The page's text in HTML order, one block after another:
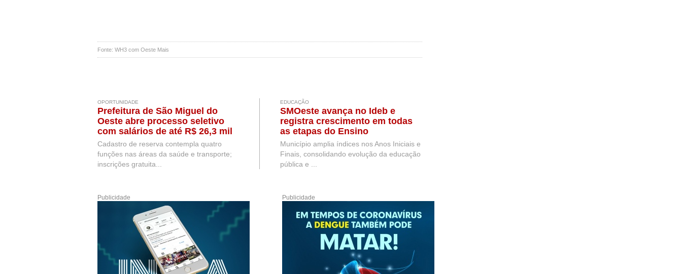
Fonte: WH3 com Oeste Mais
OPORTUNIDADE
Prefeitura de São Miguel do
Oeste abre processo seletivo
com salários de até R$ 26,3 mil
Cadastro de reserva contempla quatro
funções nas áreas da saúde e transporte;
inscrições gratuita...
EDUCAÇÃO
SMOeste avança no Ideb e
registra crescimento em todas
as etapas do Ensino
Fundamental
Município amplia índices nos Anos Iniciais e
Finais, consolidando evolução da educação
pública e ...
Publicidade Publicidade